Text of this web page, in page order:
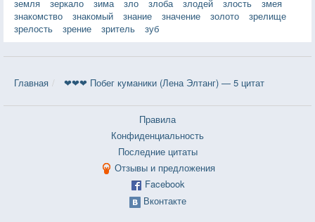
земля
зеркало зима зло злоба злодей злость
змея
знакомство
знакомый знание значение золото
зрелище
зрелость
зрение зритель зуб
Главная ❤❤❤ Побег куманики (Лена Элтанг) — 5 цитат
Правила
Конфиденциальность
Последние цитаты
Отзывы и предложения
Facebook
Вконтакте